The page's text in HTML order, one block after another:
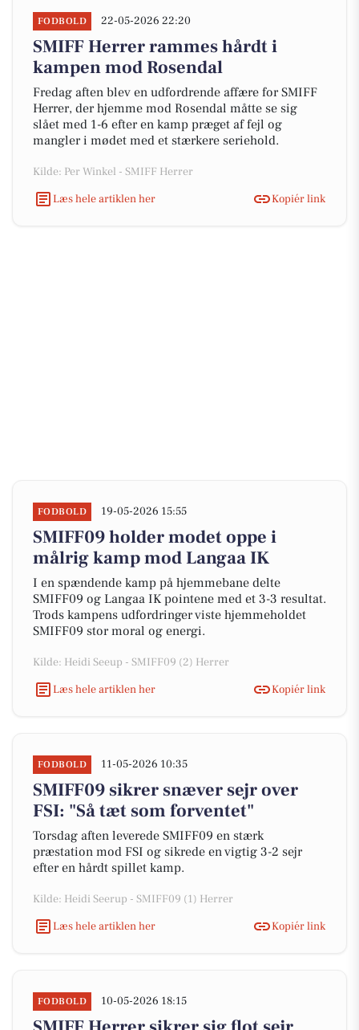
FODBOLD 22-05-2026 22:20
SMIFF Herrer rammes hårdt i
kampen mod Rosendal
Fredag aften blev en udfordrende affære for SMIFF
Herrer, der hjemme mod Rosendal måtte se sig
slået med 1-6 efter en kamp præget af fejl og
mangler i mødet med et stærkere seriehold.
Kilde: Per Winkel - SMIFF Herrer
Læs hele artiklen her
Kopiér link
FODBOLD 19-05-2026 15:55
SMIFF09 holder modet oppe i
målrig kamp mod Langaa IK
I en spændende kamp på hjemmebane delte
SMIFF09 og Langaa IK pointene med et 3-3 resultat.
Trods kampens udfordringer viste hjemmeholdet
SMIFF09 stor moral og energi.
Kilde: Heidi Seeup - SMIFF09 (2) Herrer
Læs hele artiklen her
Kopiér link
FODBOLD 11-05-2026 10:35
SMIFF09 sikrer snæver sejr over
FSI: "Så tæt som forventet"
Torsdag aften leverede SMIFF09 en stærk
præstation mod FSI og sikrede en vigtig 3-2 sejr
efter en hårdt spillet kamp.
Kilde: Heidi Seerup - SMIFF09 (1) Herrer
Læs hele artiklen her
Kopiér link
FODBOLD 10-05-2026 18:15